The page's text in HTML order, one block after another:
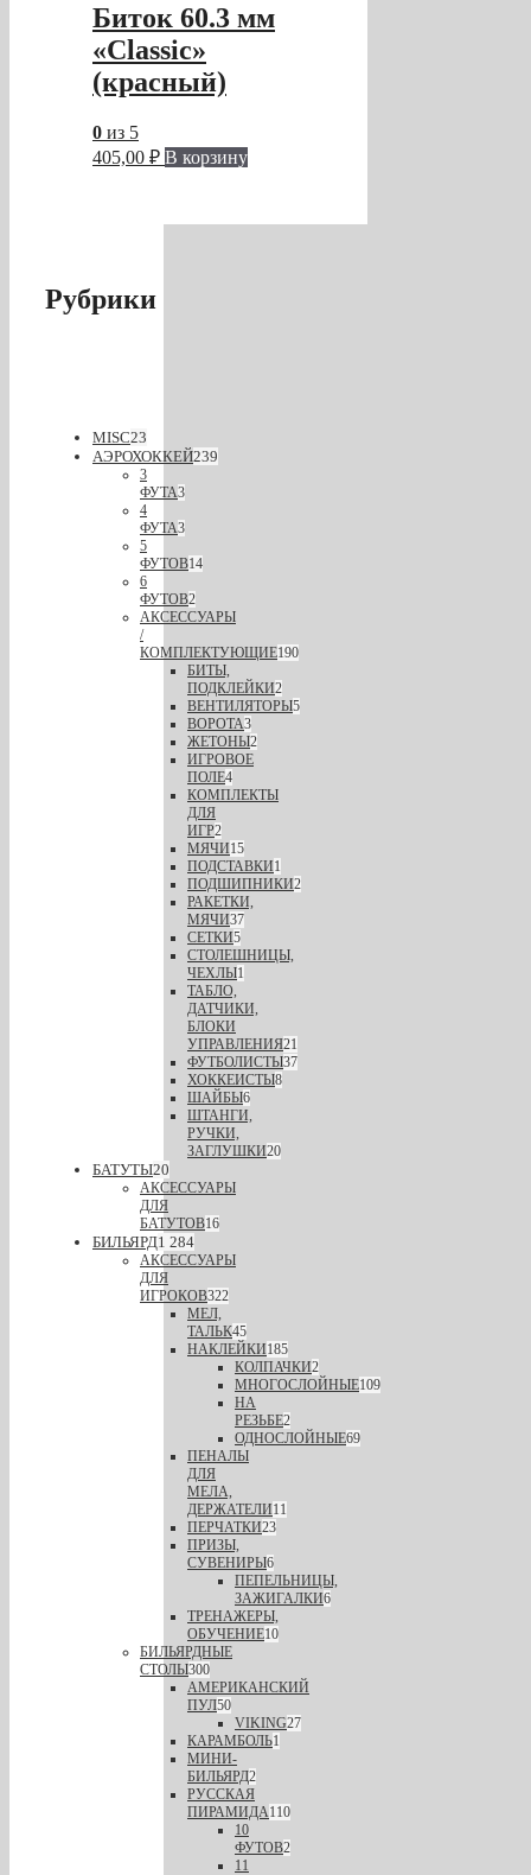
Биток 60.3 мм
«Classic»
(красный)
0 из 5
405,00 ₽ В корзину
Рубрики
MISC23
АЭРОХОККЕЙ239
3
ФУТА3
4
ФУТА3
5
ФУТОВ14
6
ФУТОВ2
АКСЕССУАРЫ
/
КОМПЛЕКТУЮЩИЕ190
БИТЫ,
ПОДКЛЕЙКИ2
ВЕНТИЛЯТОРЫ5
ВОРОТА3
ЖЕТОНЫ2
ИГРОВОЕ
ПОЛЕ4
КОМПЛЕКТЫ
ДЛЯ
ИГР2
МЯЧИ15
ПОДСТАВКИ1
ПОДШИПНИКИ2
РАКЕТКИ,
МЯЧИ37
СЕТКИ5
СТОЛЕШНИЦЫ,
ЧЕХЛЫ1
ТАБЛО,
ДАТЧИКИ,
БЛОКИ
УПРАВЛЕНИЯ21
ФУТБОЛИСТЫ37
ХОККЕИСТЫ8
ШАЙБЫ6
ШТАНГИ,
РУЧКИ,
ЗАГЛУШКИ20
БАТУТЫ20
АКСЕССУАРЫ
ДЛЯ
БАТУТОВ16
БИЛЬЯРД1 284
АКСЕССУАРЫ
ДЛЯ
ИГРОКОВ322
МЕЛ,
ТАЛЬК45
НАКЛЕЙКИ185
КОЛПАЧКИ2
МНОГОСЛОЙНЫЕ109
НА
РЕЗЬБЕ2
ОДНОСЛОЙНЫЕ69
ПЕНАЛЫ
ДЛЯ
МЕЛА,
ДЕРЖАТЕЛИ11
ПЕРЧАТКИ23
ПРИЗЫ,
СУВЕНИРЫ6
ПЕПЕЛЬНИЦЫ,
ЗАЖИГАЛКИ6
ТРЕНАЖЕРЫ,
ОБУЧЕНИЕ10
БИЛЬЯРДНЫЕ
СТОЛЫ300
АМЕРИКАНСКИЙ
ПУЛ50
VIKING27
КАРАМБОЛЬ1
МИНИ-
БИЛЬЯРД2
РУССКАЯ
ПИРАМИДА110
10
ФУТОВ2
11